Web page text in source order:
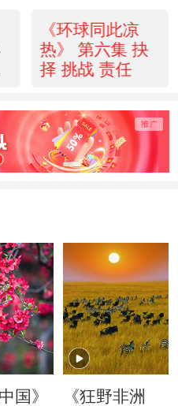
《环球同此凉
热》 第六集 抉
择 挑战 责任
国》
《狂野非洲